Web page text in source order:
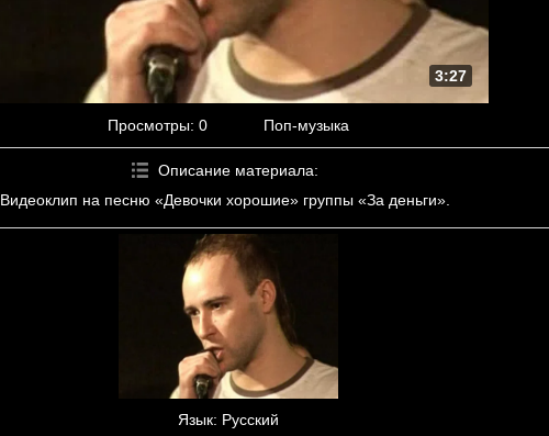
3:27
Просмотры: 0 Поп-музыка
Описание материала:
Видеоклип на песню «Девочки хорошие» группы «За деньги».
Язык: Русский